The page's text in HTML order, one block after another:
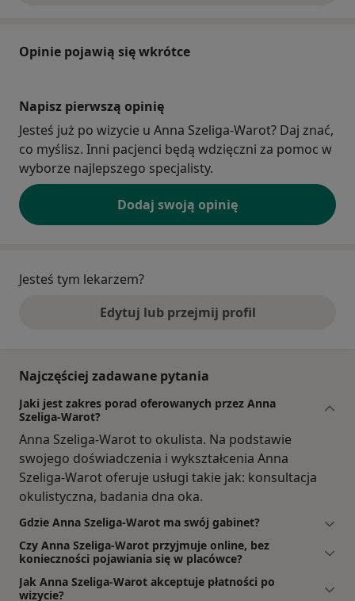
Opinie pojawią się wkrótce
Napisz pierwszą opinię
Jesteś już po wizycie u Anna Szeliga-Warot? Daj znać,
co myślisz. Inni pacjenci będą wdzięczni za pomoc w
wyborze najlepszego specjalisty.
Dodaj swoją opinię
Jesteś tym lekarzem?
Edytuj lub przejmij profil
Najczęściej zadawane pytania
Jaki jest zakres porad oferowanych przez Anna
Szeliga-Warot?
Anna Szeliga-Warot to okulista. Na podstawie
swojego doświadczenia i wykształcenia Anna
Szeliga-Warot oferuje usługi takie jak: konsultacja
okulistyczna, badania dna oka.
Gdzie Anna Szeliga-Warot ma swój gabinet?
Czy Anna Szeliga-Warot przyjmuje online, bez
konieczności pojawiania się w placówce?
Jak Anna Szeliga-Warot akceptuje płatności po
wizycie?